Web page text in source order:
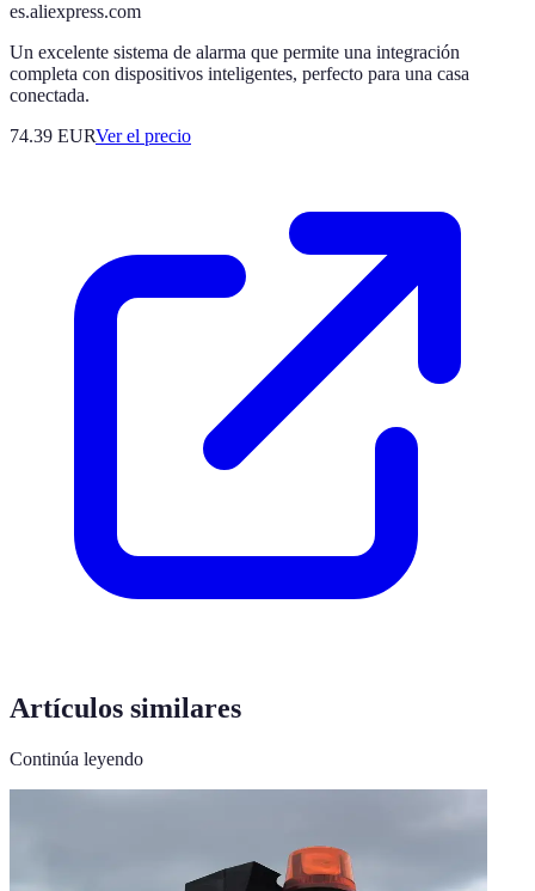
es.aliexpress.com
Un excelente sistema de alarma que permite una integración
completa con dispositivos inteligentes, perfecto para una casa
conectada.
74.39 EURVer el precio
Artículos similares
Continúa leyendo